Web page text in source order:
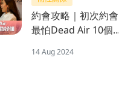
約會攻略｜初次約會
最怕Dead Air 10個話
14 Aug 2024